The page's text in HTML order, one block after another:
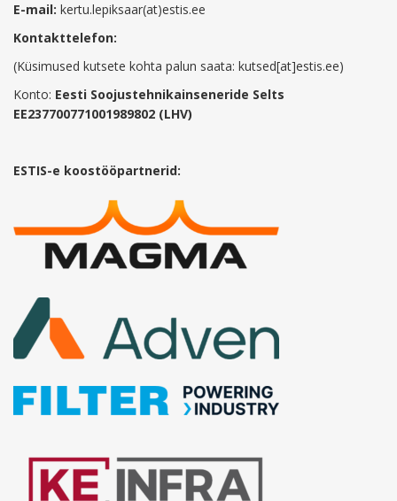
E-mail: kertu.lepiksaar(at)estis.ee
Kontakttelefon:
(Küsimused kutsete kohta palun saata: kutsed[at]estis.ee)
Konto: Eesti Soojustehnikainseneride Selts
EE237700771001989802 (LHV)
ESTIS-e koostööpartnerid: